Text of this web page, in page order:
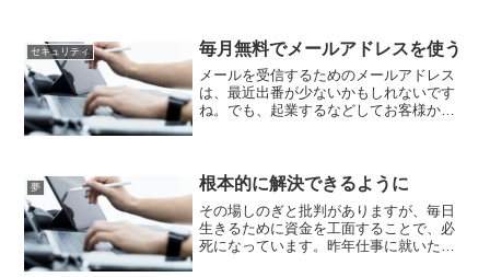
がありました。これは、スタートレック
ネクストジェネレーションに出...
セキュリティ 毎月無料でメールアドレスを使う
メールを受信するためのメールアドレス
は、最近出番が少ないかもしれないです
ね。でも、起業するなどしてお客様から
す。普通は独自ドメインを契...
夢 根本的に解決できるように
その場しのぎと批判がありますが、毎日
生きるために資金を工面することで、必
死になっています。昨年仕事に就いたと